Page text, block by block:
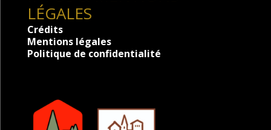
LÉGALES
Crédits
Mentions légales
Politique de confidentialité